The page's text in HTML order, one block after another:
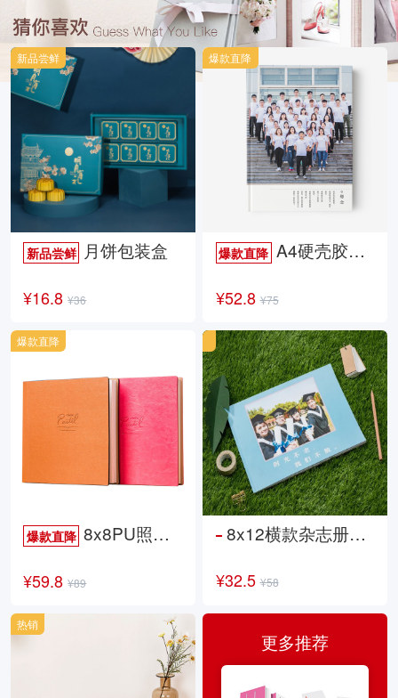
新品尝鲜 月饼包装盒
¥16.8 ¥36
新品尝鲜
爆款直降A4硬壳胶装照片书34p哑膜
¥52.8 ¥75
爆款直降
爆款直降 8x8PU照片书NewLife
¥59.8 ¥89
爆款直降
8x12横款杂志册26p
¥32.5 ¥58
热销
更多推荐